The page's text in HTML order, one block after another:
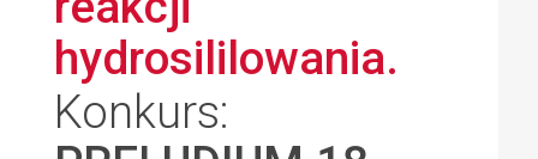
hydrosililowania.
Konkurs: